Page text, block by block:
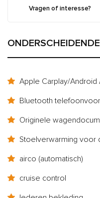
Vragen of interesse?
Apple Carplay/Android
Bluetooth
Originele
Stoelverwarming voor
airco (automatisch)
cruise control